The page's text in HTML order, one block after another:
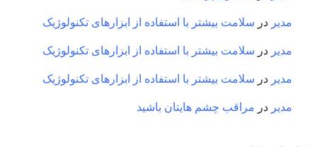
مدیر در سلامت بیشتر با استفاده از ابزارهای تکنولوژیک
مدیر در سلامت بیشتر با استفاده از ابزارهای تکنولوژیک
مدیر در سلامت بیشتر با استفاده از ابزارهای تکنولوژیک
مدیر در مراقب چشم هایتان باشید